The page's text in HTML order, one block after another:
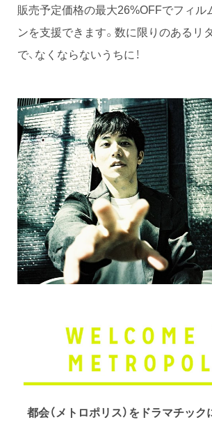
販売予定価格の最大26%OFFでフィル
ンを支援できます。数に限りのあるリ
で、なくならないうちに！
都会（メトロポリス）をドラマチッ